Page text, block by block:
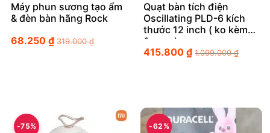
Máy phun sương tạo ẩm
& đèn bàn hãng Rock
68.250 ₫ 319.000₫
Quạt bàn tích điện
Oscillating PLD-6 kích
thước 12 inch ( ko kèm
ắc quy)
415.800₫ 1.099.000₫
-75% -62%